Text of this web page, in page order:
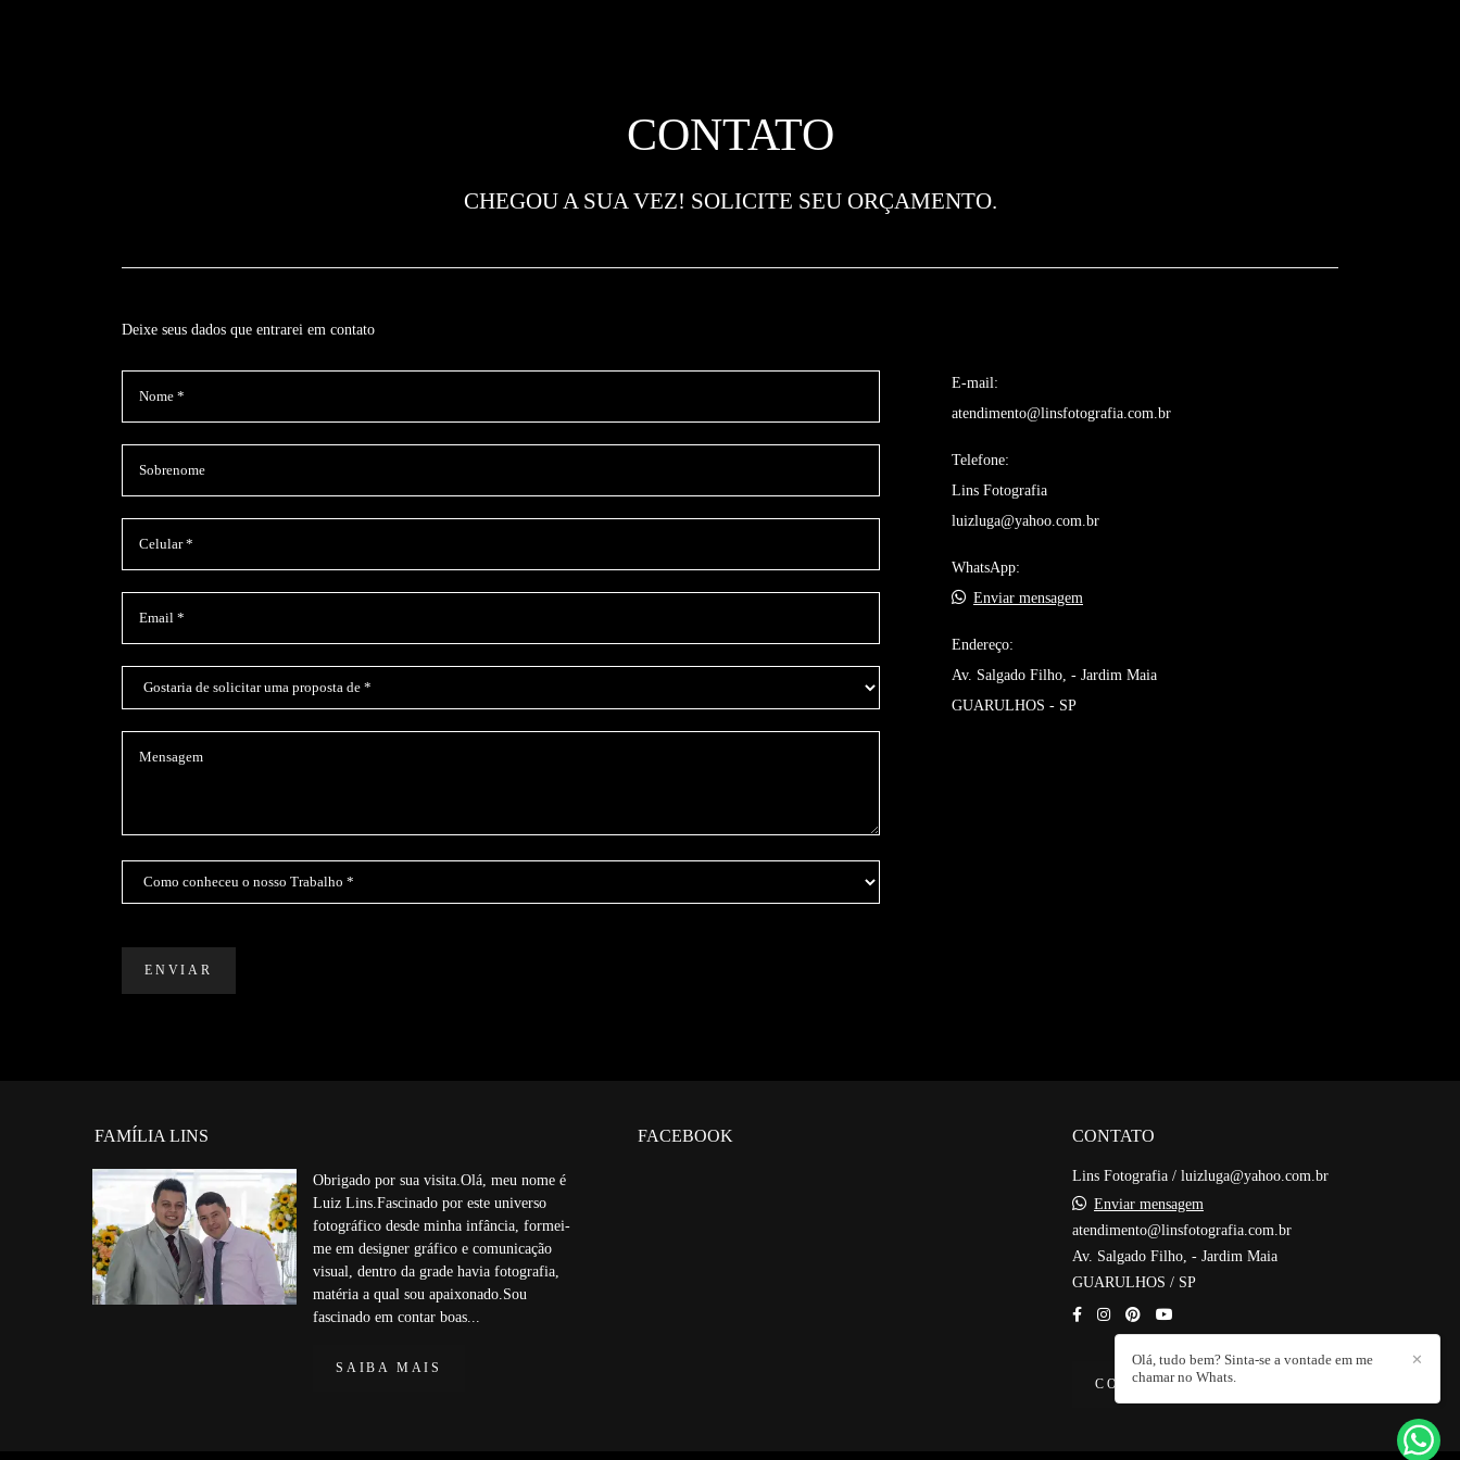
CONTATO
CHEGOU A SUA VEZ! SOLICITE SEU ORÇAMENTO.
Deixe seus dados que entrarei em contato
ENVIAR
E-mail:
atendimento@linsfotografia.com.br
Telefone:
Lins Fotografia
luizluga@yahoo.com.br
WhatsApp:
Enviar mensagem
Endereço:
Av. Salgado Filho, - Jardim Maia
GUARULHOS - SP
FAMÍLIA LINS
Obrigado por sua visita.Olá, meu nome é
Luiz Lins.Fascinado por este universo
fotográfico desde minha infância, formei-
me em designer gráfico e comunicação
visual, dentro da grade havia fotografia,
matéria a qual sou apaixonado.Sou
fascinado em contar boas...
SAIBA MAIS
FACEBOOK CONTATO
Lins Fotografia / luizluga@yahoo.com.br
Enviar mensagem
atendimento@linsfotografia.com.br
Av. Salgado Filho, - Jardim Maia
GUARULHOS / SP
CONTATO
✕
Olá, tudo bem? Sinta-se a vontade em me
chamar no Whats.